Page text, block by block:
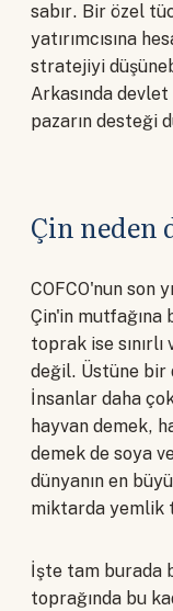
sabır. Bir özel
yatırımcısına
stratejiyi
Arkasında devlet
pazarın desteği
Çin neden
COFCO'nun son
Çin'in mutfağına
toprak ise
değil. Üstüne bir
İnsanlar daha
hayvan demek,
demek de soya
dünyanın en
miktarda yemlik
İşte tam burada
toprağında bu